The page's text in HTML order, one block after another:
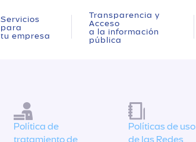
Servicios
para
tu empresa
Transparencia y
Acceso
a la información
pública
Política de
tratamiento de
Políticas de uso
de las Redes